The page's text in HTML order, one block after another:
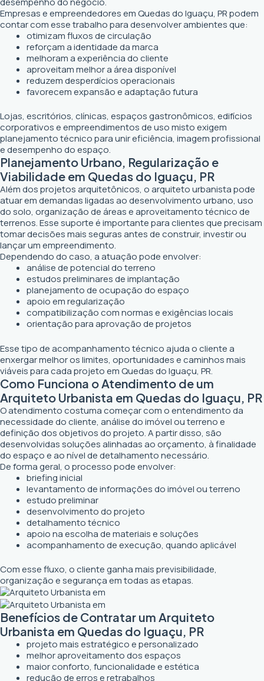
Empresas e empreendedores em Quedas do Iguaçu, PR podem
contar com esse trabalho para desenvolver ambientes que:
otimizam fluxos de circulação
reforçam a identidade da marca
melhoram a experiência do cliente
aproveitam melhor a área disponível
reduzem desperdícios operacionais
favorecem expansão e adaptação futura
Lojas, escritórios, clínicas, espaços gastronômicos, edifícios
corporativos e empreendimentos de uso misto exigem
planejamento técnico para unir eficiência, imagem profissional
e desempenho do espaço.
Planejamento Urbano, Regularização e
Viabilidade em Quedas do Iguaçu, PR
Além dos projetos arquitetônicos, o arquiteto urbanista pode
atuar em demandas ligadas ao desenvolvimento urbano, uso
do solo, organização de áreas e aproveitamento técnico de
terrenos. Esse suporte é importante para clientes que precisam
tomar decisões mais seguras antes de construir, investir ou
lançar um empreendimento.
Dependendo do caso, a atuação pode envolver:
análise de potencial do terreno
estudos preliminares de implantação
planejamento de ocupação do espaço
apoio em regularização
compatibilização com normas e exigências locais
orientação para aprovação de projetos
Esse tipo de acompanhamento técnico ajuda o cliente a
enxergar melhor os limites, oportunidades e caminhos mais
viáveis para cada projeto em Quedas do Iguaçu, PR.
Como Funciona o Atendimento de um
Arquiteto Urbanista em Quedas do Iguaçu, PR
O atendimento costuma começar com o entendimento da
necessidade do cliente, análise do imóvel ou terreno e
definição dos objetivos do projeto. A partir disso, são
desenvolvidas soluções alinhadas ao orçamento, à finalidade
do espaço e ao nível de detalhamento necessário.
De forma geral, o processo pode envolver:
briefing inicial
levantamento de informações do imóvel ou terreno
estudo preliminar
desenvolvimento do projeto
detalhamento técnico
apoio na escolha de materiais e soluções
acompanhamento de execução, quando aplicável
Com esse fluxo, o cliente ganha mais previsibilidade,
organização e segurança em todas as etapas.
Benefícios de Contratar um Arquiteto
Urbanista em Quedas do Iguaçu, PR
projeto mais estratégico e personalizado
melhor aproveitamento dos espaços
maior conforto, funcionalidade e estética
redução de erros e retrabalhos